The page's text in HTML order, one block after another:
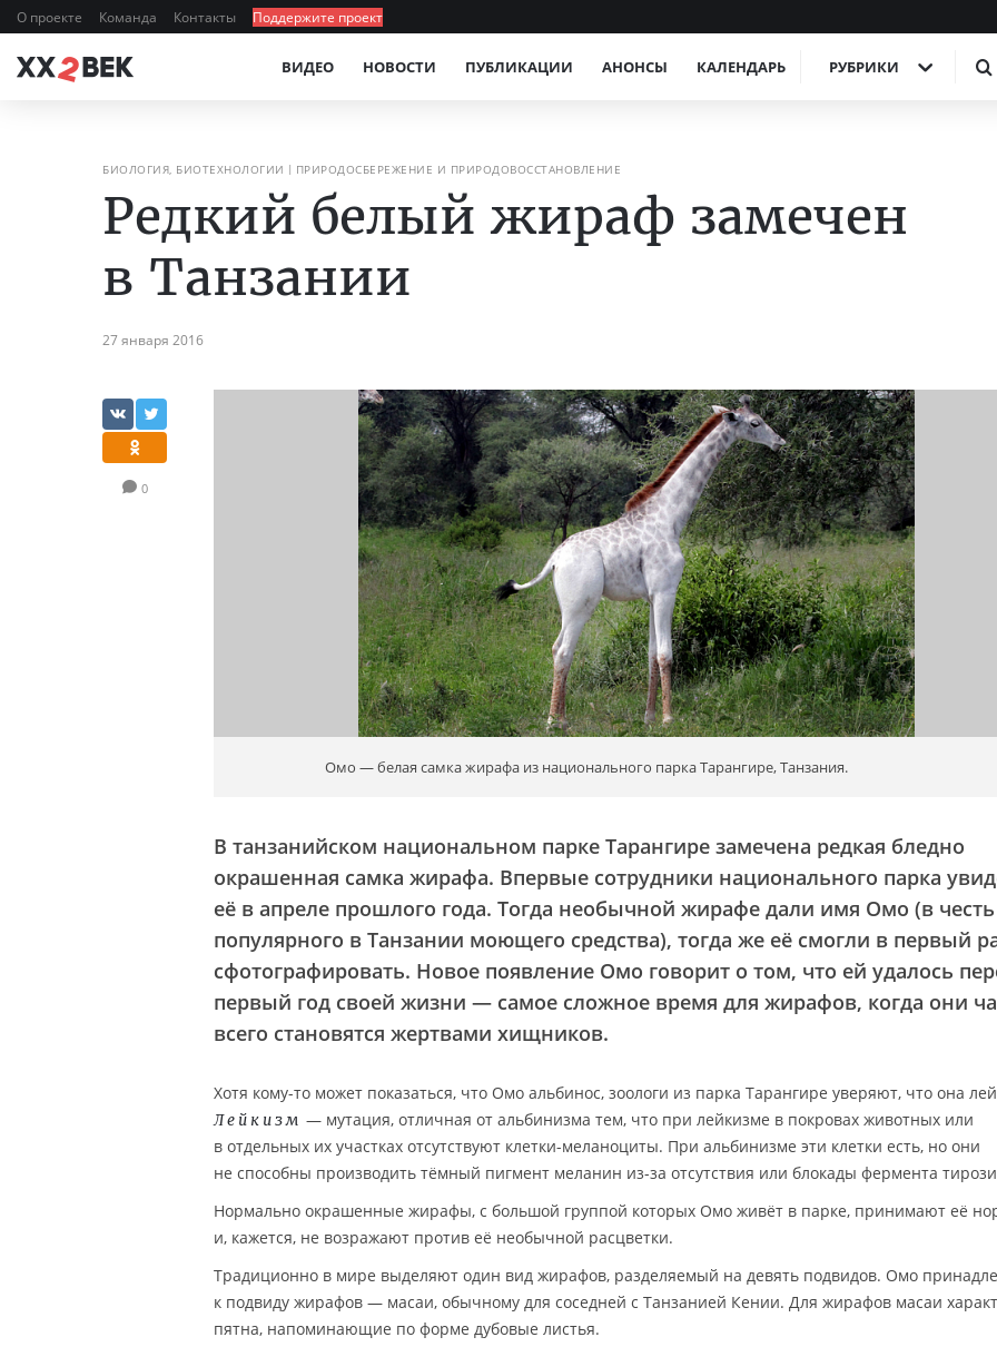
О проекте Команда Контакты Поддержите проект
ВИДЕО НОВОСТИ ПУБЛИКАЦИИ АНОНСЫ КАЛЕНДАРЬ РУБРИКИ
БИОЛОГИЯ, БИОТЕХНОЛОГИИ ПРИРОДОСБЕРЕЖЕНИЕ И ПРИРОДОВОССТАНОВЛЕНИЕ
Редкий белый жираф замечен
в Танзании
27 января 2016
0
Омо — белая самка жирафа из национального парка Тарангире, Танзания.
В танзанийском национальном парке Тарангире замечена редкая бледно
окрашенная самка жирафа. Впервые сотрудники национального парка
её в апреле прошлого года. Тогда необычной жирафе дали имя Омо (в честь
популярного в Танзании моющего средства), тогда же её смогли в первый
сфотографировать. Новое появление Омо говорит о том, что ей удалось
первый год своей жизни — самое сложное время для жирафов, когда они
всего становятся жертвами хищников.
Хотя кому-то может показаться, что Омо альбинос, зоологи из парка Тарангире уверяют, что она
Лейкизм — мутация, отличная от альбинизма тем, что при лейкизме в покровах животных или
в отдельных их участках отсутствуют клетки-меланоциты. При альбинизме эти клетки есть, но они
не способны производить тёмный пигмент меланин из-за отсутствия или блокады фермента
Нормально окрашенные жирафы, с большой группой которых Омо живёт в парке, принимают её
и, кажется, не возражают против её необычной расцветки.
Традиционно в мире выделяют один вид жирафов, разделяемый на девять подвидов. Омо
к подвиду жирафов — масаи, обычному для соседней с Танзанией Кении. Для жирафов масаи
пятна, напоминающие по форме дубовые листья.